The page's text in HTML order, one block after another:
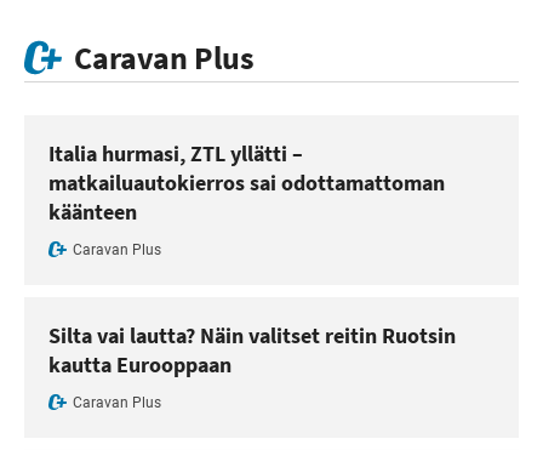
Caravan Plus
Italia hurmasi, ZTL yllätti –
matkailuautokierros sai odottamattoman
käänteen
Caravan Plus
Silta vai lautta? Näin valitset reitin Ruotsin
kautta Eurooppaan
Caravan Plus